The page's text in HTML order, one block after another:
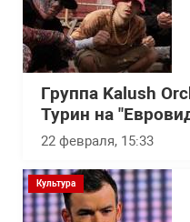
Группа Kalush
Турин на
22 февраля, 15:33
Культура